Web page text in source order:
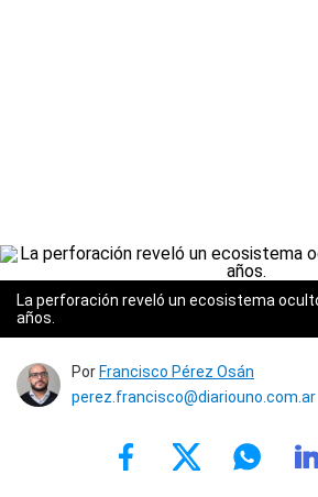
La perforación reveló un ecosistema
años.
Por Francisco Pérez Osán
perez.francisco@diariouno.com.ar